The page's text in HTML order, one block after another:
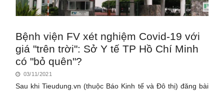
Bệnh viện FV xét nghiệm Covid-19 với
giá "trên trời": Sở Y tế TP Hồ Chí Minh
có "bỏ quên"?
03/11/2021
Sau khi Tieudung.vn (thuộc Báo Kinh tế và Đô thị) đăng bài